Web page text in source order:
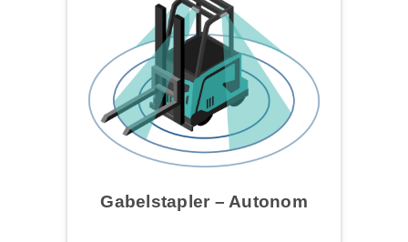
Gabelstapler – Autonom